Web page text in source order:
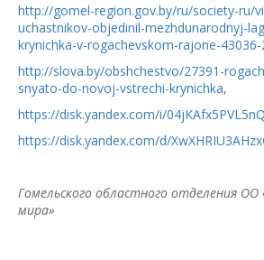
http://gomel-region.gov.by/ru/society-ru/
uchastnikov-objedinil-mezhdunarodnyj-
krynichka-v-rogachevskom-rajone-
http://slova.by/obshchestvo/27391-
snyato-do-novoj-vstrechi-krynichka,
https://disk.yandex.com/i/04jKAfx5PVL5nQ
https://disk.yandex.com/d/
Гомельского областного отделения ОО
мира»